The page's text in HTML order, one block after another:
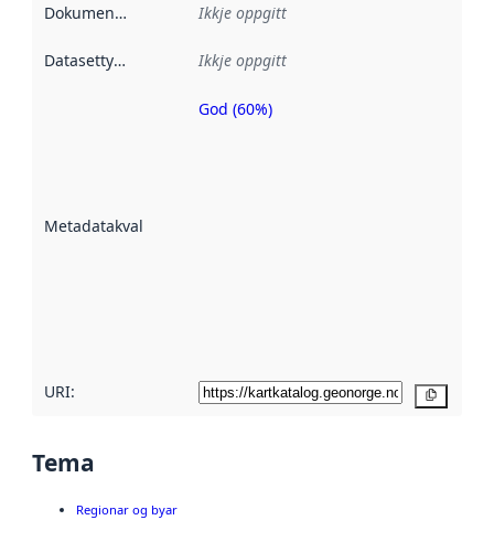
Dokumentasjon Ikkje oppgitt
Datasettype Ikkje oppgitt
Metadatakvalitet
Metadatakvalitet
God (60%)
URI:
Tema
Regionar og byar